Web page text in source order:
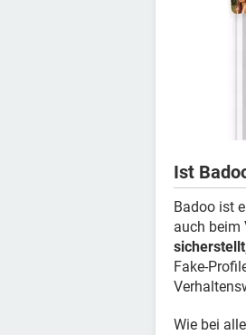
Ist
Badoo ist
auch beim
Fake-
Wie bei